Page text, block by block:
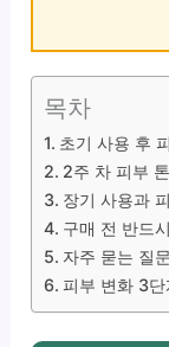
목차
초기 사용 후
2주 차 피부
장기 사용과
구매 전 반드
자주 묻는 질문
피부 변화 3